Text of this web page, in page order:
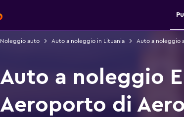
Noleggio auto Auto a noleggio in Lituania Auto a noleggio
Auto a noleggio
Aeroporto di